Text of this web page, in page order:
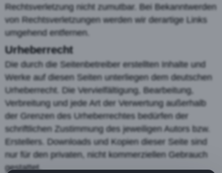
Rechtsverletzung nicht zumutbar. Bei Bekanntwerden
von Rechtsverletzungen werden wir derartige Links
umgehend entfernen.
Urheberrecht
Die durch die Seitenbetreiber erstellten Inhalte und
Werke auf diesen Seiten unterliegen dem deutschen
Urheberrecht. Die Vervielfältigung, Bearbeitung,
Verbreitung und jede Art der Verwertung außerhalb
der Grenzen des Urheberrechtes bedürfen der
schriftlichen Zustimmung des jeweiligen Autors bzw.
Erstellers. Downloads und Kopien dieser Seite sind
nur für den privaten, nicht kommerziellen Gebrauch
gestattet.